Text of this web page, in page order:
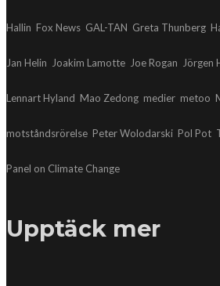
Hallin Fox News GAL-TAN Greta Thunberg
Jan Helin Joakim Lamotte Joe Rogan Jörgen
Lennart Hyland Mao Zedong medier metoo
motståndsrörelse Peter Wolodarski Pol Pot
Panel on Climate Change
Upptäck mer